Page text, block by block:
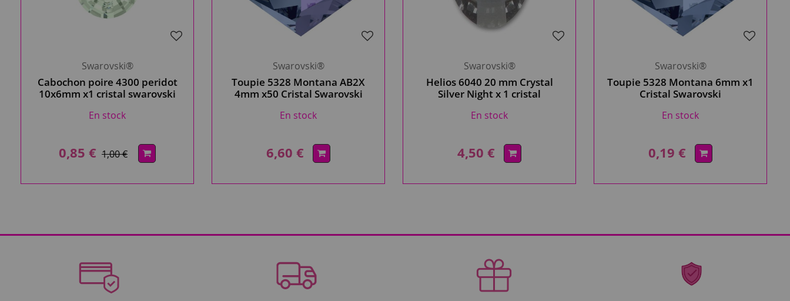
Swarovski®
Cabochon poire 4300 peridot
10x6mm x1 cristal swarovski
En stock
0,85 € 1,00 €
Swarovski®
Toupie 5328 Montana AB2X
4mm x50 Cristal Swarovski
En stock
6,60 €
Swarovski®
Helios 6040 20 mm Crystal
Silver Night x 1 cristal
En stock
4,50 €
Swarovski®
Toupie 5328 Montana 6mm x1
Cristal Swarovski
En stock
0,19 €